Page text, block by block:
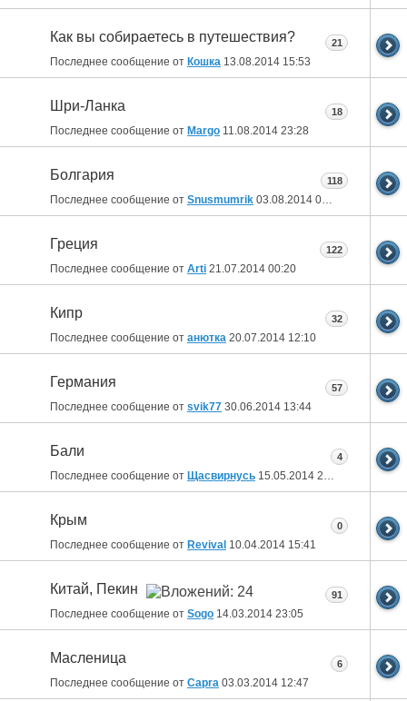
Как вы собираетесь в путешествия?
Последнее сообщение от Кошка 13.08.2014 15:53
21
Шри-Ланка
Последнее сообщение от Margo 11.08.2014 23:28
18
Болгария
Последнее сообщение от Snusmumrik 03.08.2014 01:11
118
Греция
Последнее сообщение от Arti 21.07.2014 00:20
122
Кипр
Последнее сообщение от анютка 20.07.2014 12:10
32
Германия
Последнее сообщение от svik77 30.06.2014 13:44
57
Бали
Последнее сообщение от Щасвирнусь 15.05.2014 22:50
4
Крым
Последнее сообщение от Revival 10.04.2014 15:41
0
Китай, Пекин
Последнее сообщение от Sogo 14.03.2014 23:05
91
Масленица
Последнее сообщение от Capra 03.03.2014 12:47
6